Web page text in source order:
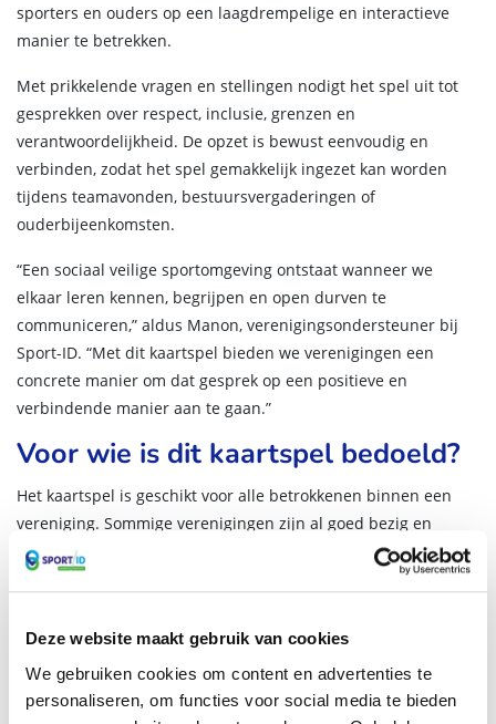
Deze website maakt gebruik van cookies
We gebruiken cookies om content en advertenties te
personaliseren, om functies voor social media te bieden
sporters en ouders op een laagdrempelige en interactieve
manier te betrekken.
Met prikkelende vragen en stellingen nodigt het spel uit tot
gesprekken over respect, inclusie, grenzen en
verantwoordelijkheid. De opzet is bewust eenvoudig en
verbinden, zodat het spel gemakkelijk ingezet kan worden
tijdens teamavonden, bestuursvergaderingen of
ouderbijeenkomsten.
“Een sociaal veilige sportomgeving ontstaat wanneer we
elkaar leren kennen, begrijpen en open durven te
communiceren,” aldus Manon, verenigingsondersteuner bij
Sport-ID. “Met dit kaartspel bieden we verenigingen een
concrete manier om dat gesprek op een positieve en
verbindende manier aan te gaan.”
Voor wie is dit kaartspel bedoeld?
Het kaartspel is geschikt voor alle betrokkenen binnen een
vereniging. Sommige verenigingen zijn al goed bezig en
hebben sociale veiligheid stevig ingebed in hun beleid. Voor
anderen is het nog een zoektocht. In beide gevallen biedt het
onderwerp bespreekbaar te maken en verschillende
het kaartspel via kaartspel.sport-id.nl. Verenigingen kunnen
het kaartspel aanvragen via
sport-id.nl/metjouvoordeclub